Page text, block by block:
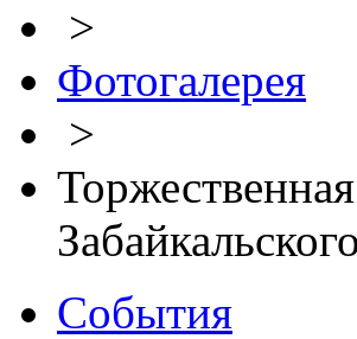
>
Фотогалерея
>
События